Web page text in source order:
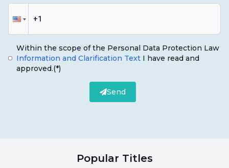
Within the scope of the Personal Data Protection Law
Information and Clarification Text I have read and
approved.(*)
Send
Popular Titles